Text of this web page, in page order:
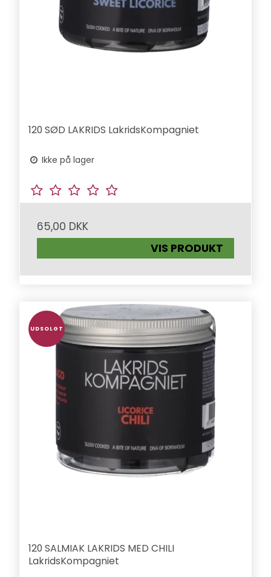
120 SØD LAKRIDS LakridsKompagniet
Ikke på lager
65,00 DKK
VIS PRODUKT
UDSOLGT
120 SALMIAK LAKRIDS MED CHILI
LakridsKompagniet